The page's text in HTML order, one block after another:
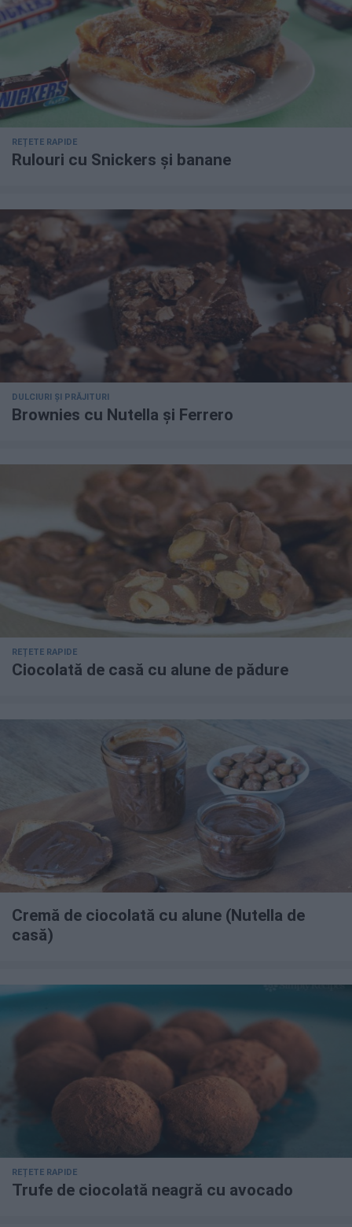
REȚETE RAPIDE
Rulouri cu Snickers și banane
DULCIURI ȘI PRĂJITURI
Brownies cu Nutella și Ferrero
REȚETE RAPIDE
Ciocolată de casă cu alune de pădure
Cremă de ciocolată cu alune (Nutella de
casă)
REȚETE RAPIDE
Trufe de ciocolată neagră cu avocado